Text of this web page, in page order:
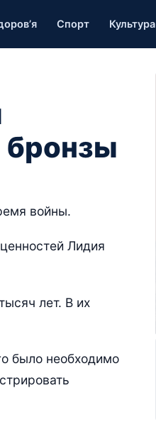
Спорт Культура
бронзы
войны.
Лидия
лет. В их
было необходимо